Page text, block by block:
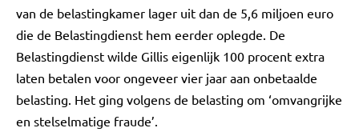
van de belastingkamer lager uit dan de 5,6 miljoen euro
die de Belastingdienst hem eerder oplegde. De
Belastingdienst wilde Gillis eigenlijk 100 procent extra
laten betalen voor ongeveer vier jaar aan onbetaalde
belasting. Het ging volgens de belasting om ‘omvangrijke
en stelselmatige fraude’.